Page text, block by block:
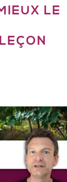
LE